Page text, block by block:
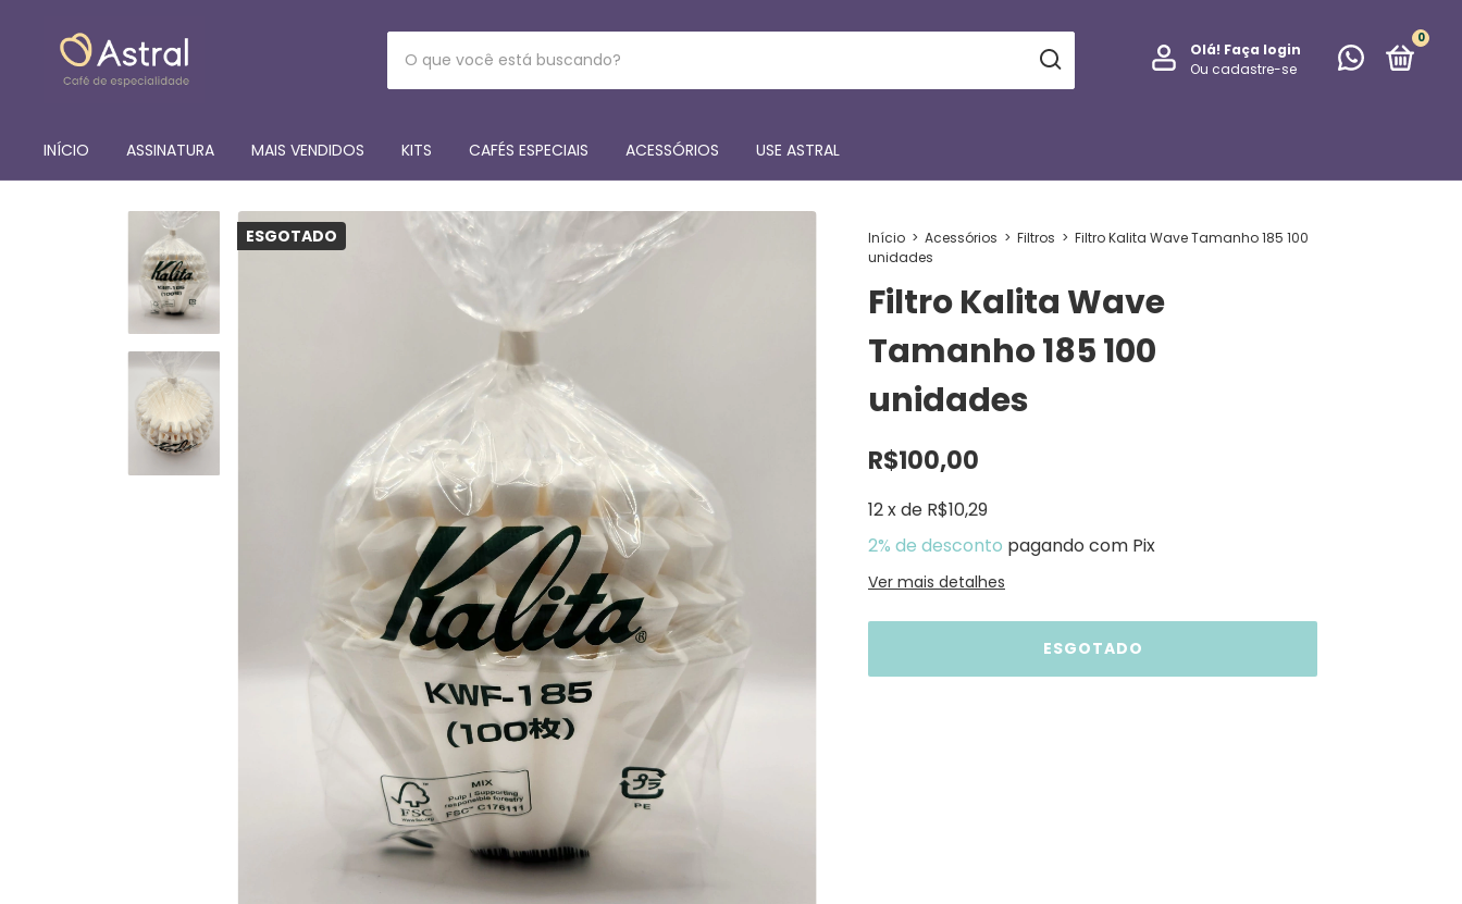
Olá! Faça login
Ou cadastre-se
0
INÍCIO ASSINATURA MAIS VENDIDOS KITS CAFÉS ESPECIAIS ACESSÓRIOS USE ASTRAL
ESGOTADO Início > Acessórios > Filtros > Filtro Kalita Wave Tamanho 185 100
unidades
Filtro Kalita Wave
Tamanho 185 100
unidades
R$100,00
12xde R$10,29
2% de desconto pagando com Pix
Ver mais detalhes